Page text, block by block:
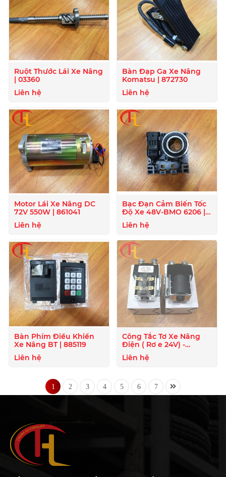
Ruột Thước Lái Xe Nâng
| 03360
Liên hệ
Bàn Đạp Ga Xe Nâng
Komatsu | 872730
Liên hệ
Motor Lái Xe Nâng DC
72V 550W | 861041
Liên hệ
Bạc Đạn Cảm Biến Tốc
Độ Xe 48V-BMO 6206 |
872129
Liên hệ
Bàn Phím Điều Khiển
Xe Nâng BT | 885119
Liên hệ
Công Tắc Tơ Xe Nâng
Điện ( Rơ e 24V) -
824020
Liên hệ
1 2 3 4 5 6 7